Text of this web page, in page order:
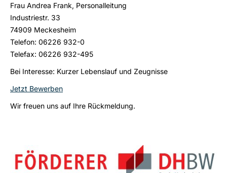
Frau Andrea Frank, Personalleitung
Industriestr. 33
74909 Meckesheim
Telefon: 06226 932-0
Telefax: 06226 932-495
Bei Interesse: Kurzer Lebenslauf und Zeugnisse
Jetzt Bewerben
Wir freuen uns auf Ihre Rückmeldung.